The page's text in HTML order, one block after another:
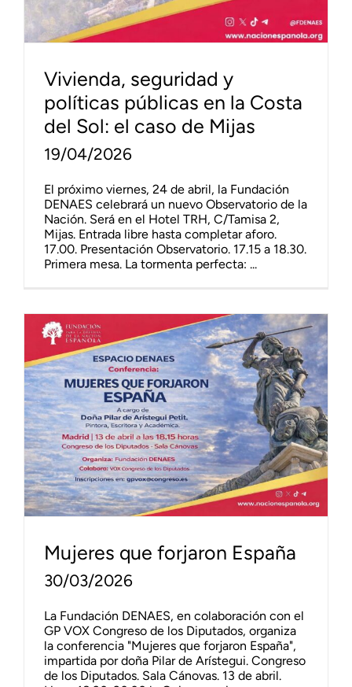
Vivienda, seguridad y
políticas públicas en la Costa
del Sol: el caso de Mijas
19/04/2026
El próximo viernes, 24 de abril, la Fundación
DENAES celebrará un nuevo Observatorio de la
Nación. Será en el Hotel TRH, C/Tamisa 2,
Mijas. Entrada libre hasta completar aforo.
17.00. Presentación Observatorio. 17.15 a 18.30.
Primera mesa. La tormenta perfecta: ...
Mujeres que forjaron España
30/03/2026
La Fundación DENAES, en colaboración con el
GP VOX Congreso de los Diputados, organiza
la conferencia "Mujeres que forjaron España",
impartida por doña Pilar de Arístegui. Congreso
de los Diputados. Sala Cánovas. 13 de abril.